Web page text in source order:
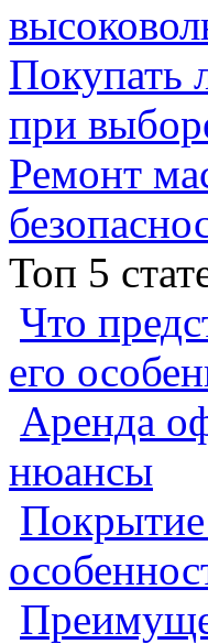
Покупать
при
Ремонт
Топ 5
Что
его
Аренда
нюансы
Покрытие